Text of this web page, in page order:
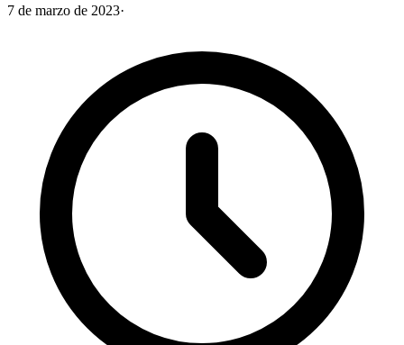
7 de marzo de 2023·